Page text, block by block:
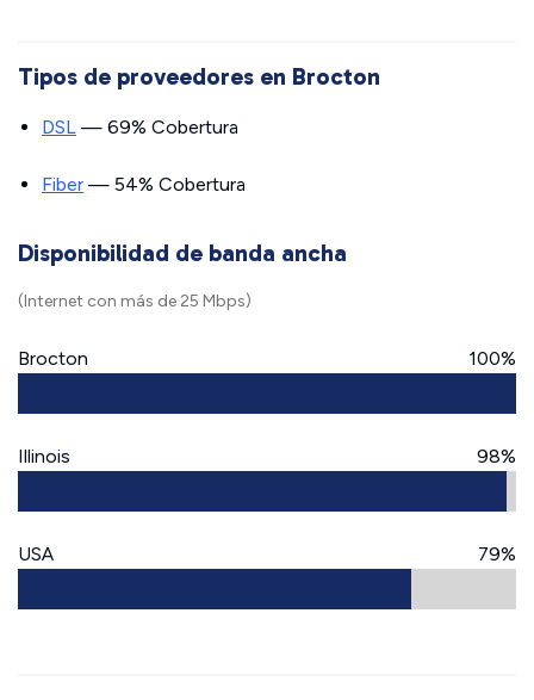
Tipos de proveedores en Brocton
DSL — 69% Cobertura
Fiber — 54% Cobertura
Disponibilidad de banda ancha
(Internet con más de 25 Mbps)
Brocton 100%
Illinois 98%
USA 79%